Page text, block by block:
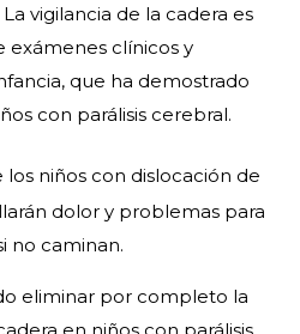
vigilancia de la cadera es
exámenes clínicos y
que ha demostrado
con parálisis cerebral.
los niños con dislocación de
dolor y problemas para
no caminan.
eliminar por completo la
en niños con parálisis